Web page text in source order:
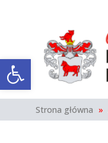
Otwórz pasek narzędzi
Strona główna »